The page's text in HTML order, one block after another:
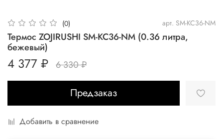
(0) арт. SM-KC36-NM
Термос ZOJIRUSHI SM-KC36-NM (0.36 литра,
бежевый)
4 377 ₽ 6 330 ₽
Предзаказ
Добавить в сравнение